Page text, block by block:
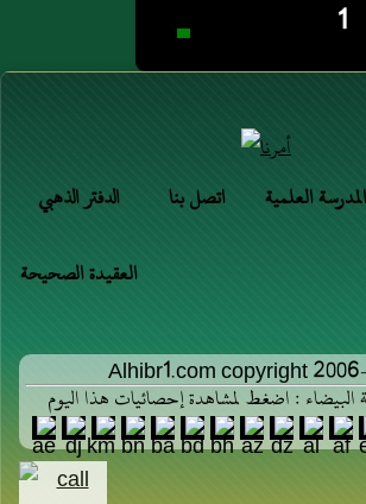
1
الدفتر الذهبي اتصل بنا المدرسة العلمية
العقيدة الصحيحة
Alhibr1.com copyright
البيضاء : اضغط لمشاهدة إحصائيات هذا اليوم